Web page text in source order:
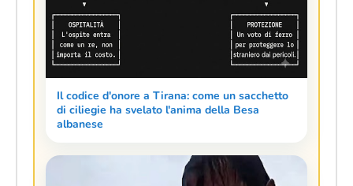
Il codice d'onore a Tirana: come un sacchetto
di ciliegie ha svelato l'anima della Besa
albanese